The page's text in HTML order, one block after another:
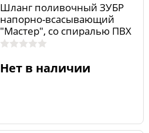
Шланг поливочный ЗУБР
напорно-всасывающий
"Мастер", со спиралью ПВХ
40318-19-30
Нет в наличии